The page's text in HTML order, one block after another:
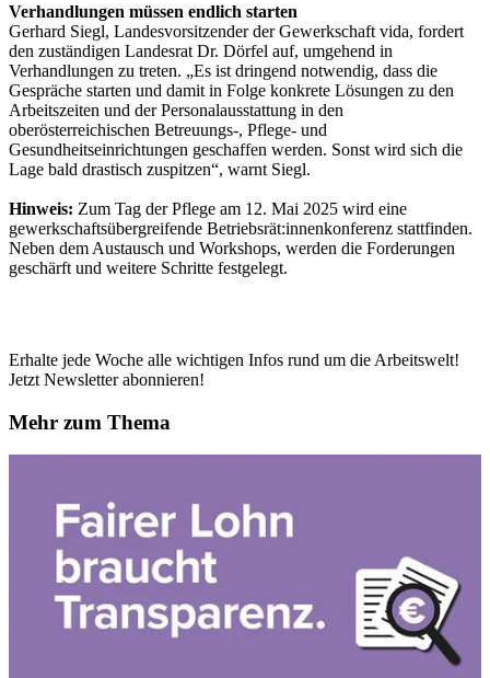
Verhandlungen müssen endlich starten
Gerhard Siegl, Landesvorsitzender der Gewerkschaft vida, fordert
den zuständigen Landesrat Dr. Dörfel auf, umgehend in
Verhandlungen zu treten. „Es ist dringend notwendig, dass die
Gespräche starten und damit in Folge konkrete Lösungen zu den
Arbeitszeiten und der Personalausstattung in den
oberösterreichischen Betreuungs-, Pflege- und
Gesundheitseinrichtungen geschaffen werden. Sonst wird sich die
Lage bald drastisch zuspitzen“, warnt Siegl.
Hinweis: Zum Tag der Pflege am 12. Mai 2025 wird eine
gewerkschaftsübergreifende Betriebsrät:innenkonferenz stattfinden.
Neben dem Austausch und Workshops, werden die Forderungen
geschärft und weitere Schritte festgelegt.
Erhalte jede Woche alle wichtigen Infos rund um die Arbeitswelt!
Jetzt Newsletter abonnieren!
Mehr zum Thema